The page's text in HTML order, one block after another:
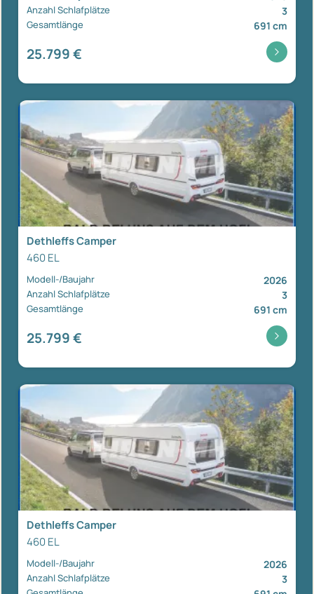
Anzahl Schlafplätze 3
Gesamtlänge 691 cm
25.799 €
Dethleffs Camper
460 EL
Modell-/Baujahr 2026
Anzahl Schlafplätze 3
Gesamtlänge 691 cm
25.799 €
Dethleffs Camper
460 EL
Modell-/Baujahr 2026
Anzahl Schlafplätze 3